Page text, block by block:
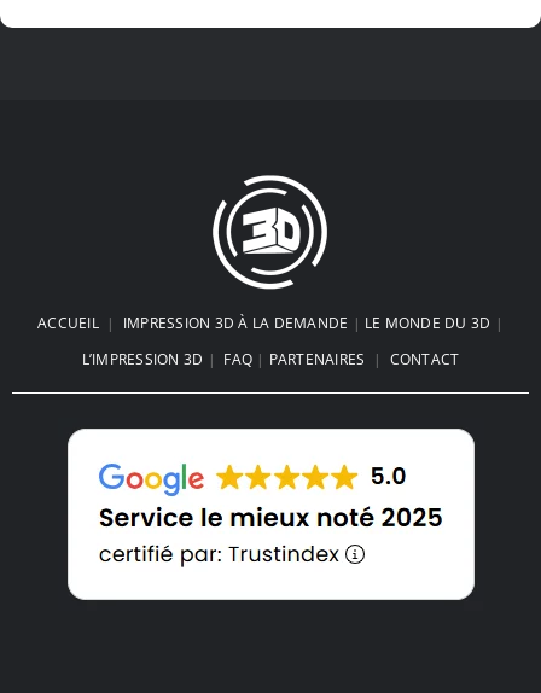
Impression 3d FDM ou Résine : Le
Choc des Technologies